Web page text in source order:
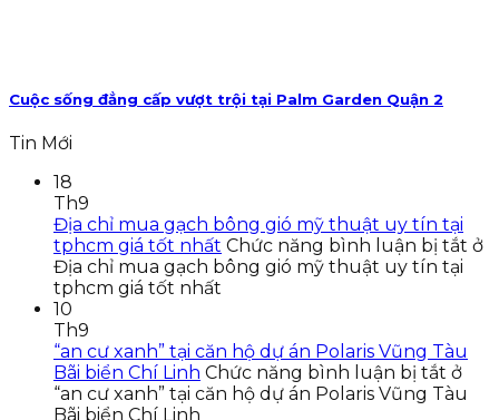
Cuộc sống đẳng cấp vượt trội tại Palm Garden Quận 2
Tin Mới
18
Th9
Địa chỉ mua gạch bông gió mỹ thuật uy tín tại
tphcm giá tốt nhất Chức năng bình luận bị tắt ở
Địa chỉ mua gạch bông gió mỹ thuật uy tín tại
tphcm giá tốt nhất
10
Th9
“an cư xanh” tại căn hộ dự án Polaris Vũng Tàu
Bãi biển Chí Linh Chức năng bình luận bị tắt ở
“an cư xanh” tại căn hộ dự án Polaris Vũng Tàu
Bãi biển Chí Linh